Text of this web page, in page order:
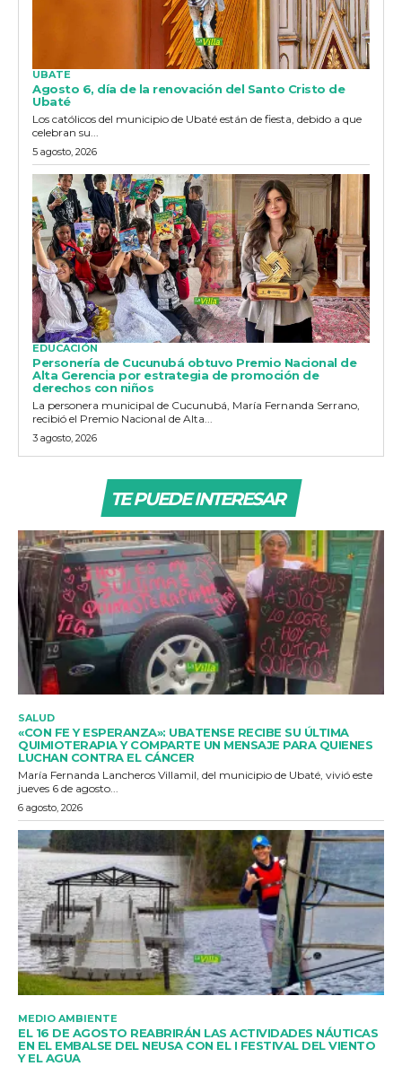
UBATE
Agosto 6, día de la renovación del Santo Cristo de
Ubaté
Los católicos del municipio de Ubaté están de fiesta, debido a que
celebran su...
5 agosto, 2026
EDUCACIÓN
Personería de Cucunubá obtuvo Premio Nacional de
Alta Gerencia por estrategia de promoción de
derechos con niños
La personera municipal de Cucunubá, María Fernanda Serrano,
recibió el Premio Nacional de Alta...
3 agosto, 2026
TE PUEDE INTERESAR
SALUD
«CON FE Y ESPERANZA»: UBATENSE RECIBE SU ÚLTIMA
QUIMIOTERAPIA Y COMPARTE UN MENSAJE PARA QUIENES
LUCHAN CONTRA EL CÁNCER
María Fernanda Lancheros Villamil, del municipio de Ubaté, vivió este
jueves 6 de agosto...
6 agosto, 2026
MEDIO AMBIENTE
EL 16 DE AGOSTO REABRIRÁN LAS ACTIVIDADES NÁUTICAS
EN EL EMBALSE DEL NEUSA CON EL I FESTIVAL DEL VIENTO
Y EL AGUA